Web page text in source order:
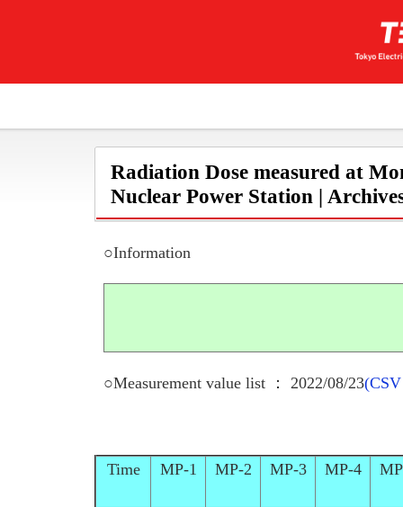
Radiation Dose measured at
Nuclear Power Station |
○Information
○Measurement value list ： 2022/08/23
Time MP-1 MP-2 MP-3 MP-4